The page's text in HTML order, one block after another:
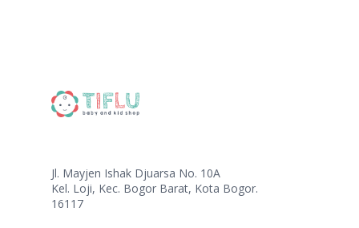
Jl. Mayjen Ishak Djuarsa No. 10A
Kel. Loji, Kec. Bogor Barat, Kota Bogor.
16117